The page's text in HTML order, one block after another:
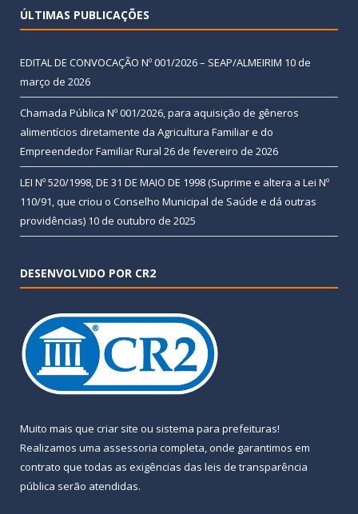
ÚLTIMAS PUBLICAÇÕES
EDITAL DE CONVOCAÇÃO Nº 001/2026 – SEAP/ALMEIRIM 10 de
março de 2026
Chamada Pública Nº 001/2026, para aquisição de gêneros
alimentícios diretamente da Agricultura Familiar e do
Empreendedor Familiar Rural 26 de fevereiro de 2026
LEI Nº 520/1998, DE 31 DE MAIO DE 1998 (Suprime e altera a Lei Nº
110/91, que criou o Conselho Municipal de Saúde e dá outras
providências) 10 de outubro de 2025
DESENVOLVIDO POR CR2
Muito mais que criar site ou sistema para prefeituras!
Realizamos uma assessoria completa, onde garantimos em
contrato que todas as exigências das leis de transparência
pública serão atendidas.